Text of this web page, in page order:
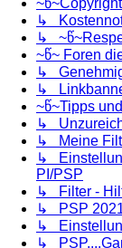
↳
↳
~წ~ Foren
↳
↳
~წ~Tipps
↳
↳ Meine
↳
PI/PSP
↳ Filter -
↳ PSP
↳
↳